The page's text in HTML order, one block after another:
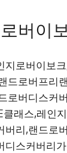
버이
지로버이보
드로버프리
로버디스커
래스,레인
버리,랜드로
디스커버리